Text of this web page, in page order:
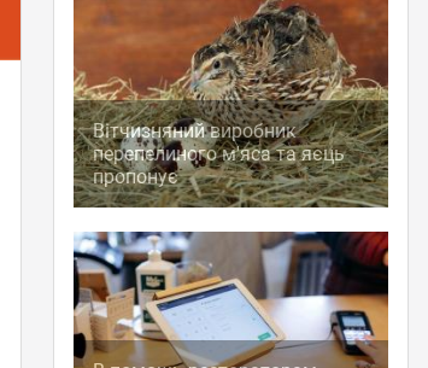
Вітчизняний виробник
перепелиного м'яса та яєць
пропонує